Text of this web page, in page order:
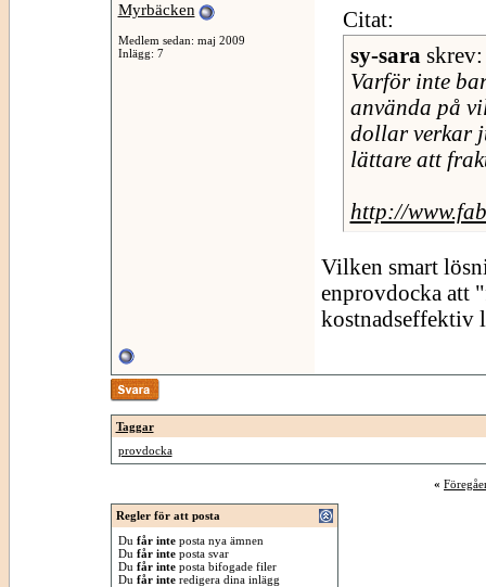
Myrbäcken
Medlem sedan: maj 2009
Inlägg: 7
Citat:
sy-sara
Varför inte
använda på
dollar verkar
lättare att
http://
Vilken smart
enprovdocka att
kostnadseffektiv
Taggar
provdocka
«
Regler för att posta
Du får inteposta nya ämnen
Du får inteposta svar
Du får inteposta bifogade filer
Du får interedigera dina inlägg